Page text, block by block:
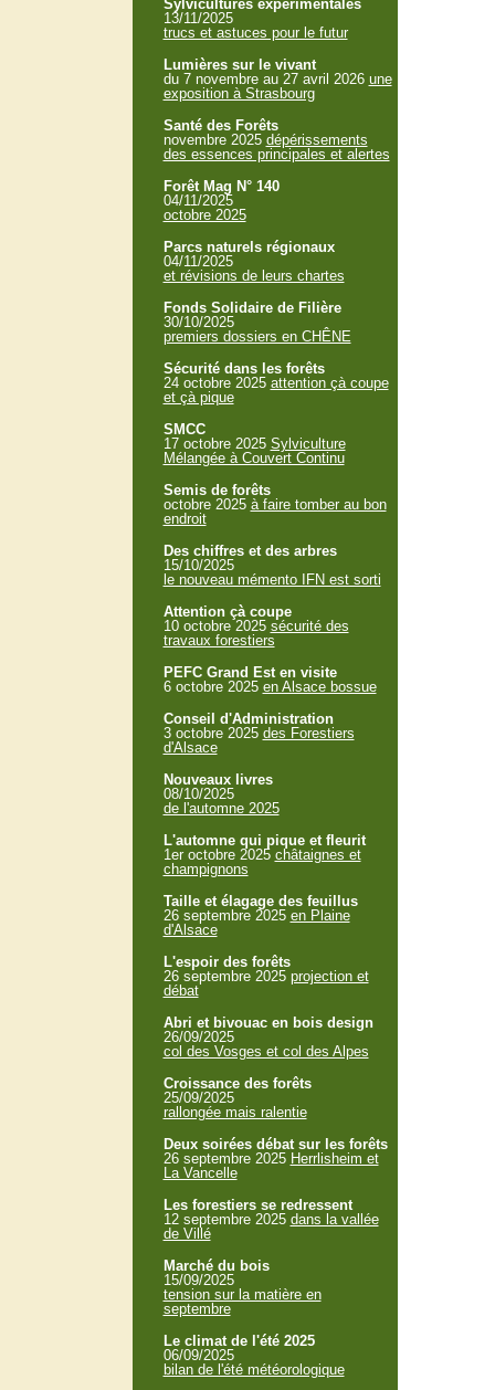
Sylvicultures expérimentales
13/11/2025
trucs et astuces pour le futur
Lumières sur le vivant
du 7 novembre au 27 avril 2026 une
exposition à Strasbourg
Santé des Forêts
novembre 2025 dépérissements
des essences principales et alertes
Forêt Mag N° 140
04/11/2025
octobre 2025
Parcs naturels régionaux
04/11/2025
et révisions de leurs chartes
Fonds Solidaire de Filière
30/10/2025
premiers dossiers en CHÊNE
Sécurité dans les forêts
24 octobre 2025 attention çà coupe
et çà pique
SMCC
17 octobre 2025 Sylviculture
Mélangée à Couvert Continu
Semis de forêts
octobre 2025 à faire tomber au bon
endroit
Des chiffres et des arbres
15/10/2025
le nouveau mémento IFN est sorti
Attention çà coupe
10 octobre 2025 sécurité des
travaux forestiers
PEFC Grand Est en visite
6 octobre 2025 en Alsace bossue
Conseil d'Administration
3 octobre 2025 des Forestiers
d'Alsace
Nouveaux livres
08/10/2025
de l'automne 2025
L'automne qui pique et fleurit
1er octobre 2025 châtaignes et
champignons
Taille et élagage des feuillus
26 septembre 2025 en Plaine
d'Alsace
L'espoir des forêts
26 septembre 2025 projection et
débat
Abri et bivouac en bois design
26/09/2025
col des Vosges et col des Alpes
Croissance des forêts
25/09/2025
rallongée mais ralentie
Deux soirées débat sur les forêts
26 septembre 2025 Herrlisheim et
La Vancelle
Les forestiers se redressent
12 septembre 2025 dans la vallée
de Villé
Marché du bois
15/09/2025
tension sur la matière en
septembre
Le climat de l'été 2025
06/09/2025
bilan de l'été météorologique